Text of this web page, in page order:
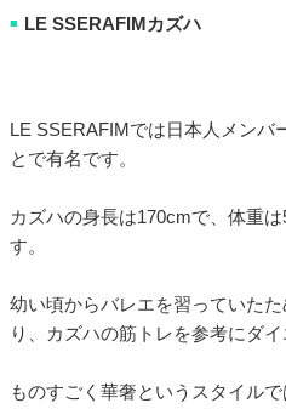
■ LE SSERAFIMカズハ
LE SSERAFIMでは日本人メンバ
とで有名です。
カズハの身長は170cmで、体重
す。
幼い頃からバレエを習っていた
り、カズハの筋トレを参考にダ
ものすごく華奢というスタイル